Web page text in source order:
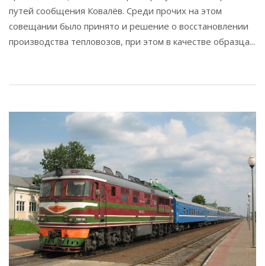
путей сообщения Ковалёв. Среди прочих на этом
совещании было принято и решение о восстановлении
производства тепловозов, при этом в качестве образца...